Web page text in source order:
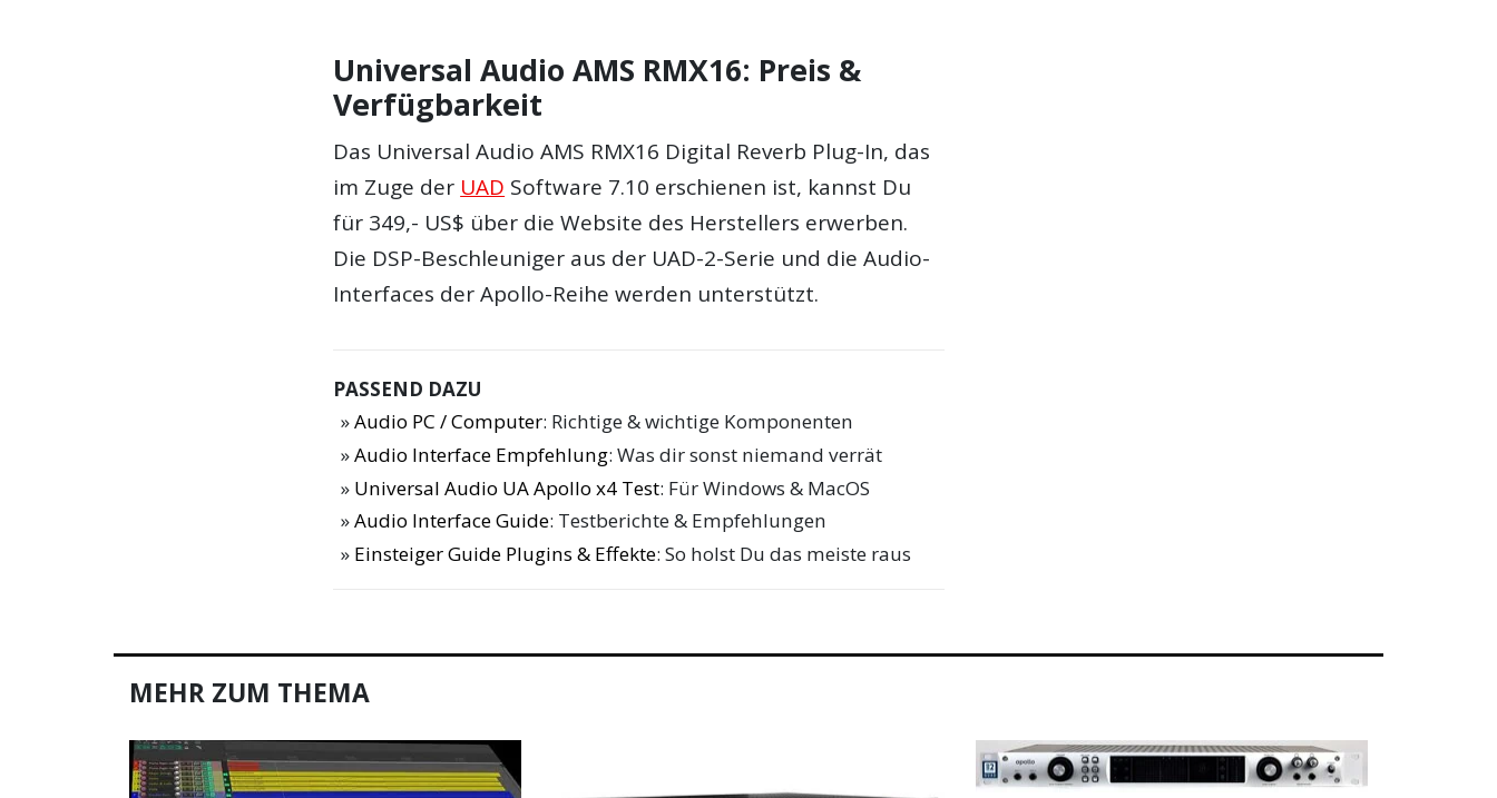
Universal Audio AMS RMX16: Preis &
Verfügbarkeit
Das Universal Audio AMS RMX16 Digital Reverb Plug-In, das
im Zuge der UAD Software 7.10 erschienen ist, kannst Du
für 349,- US$ über die Website des Herstellers erwerben.
Die DSP-Beschleuniger aus der UAD-2-Serie und die Audio-
Interfaces der Apollo-Reihe werden unterstützt.
PASSEND DAZU
Audio PC / Computer: Richtige & wichtige Komponenten
Audio Interface Empfehlung: Was dir sonst niemand verrät
Universal Audio UA Apollo x4 Test: Für Windows & MacOS
Audio Interface Guide: Testberichte & Empfehlungen
Einsteiger Guide Plugins & Effekte: So holst Du das meiste raus
MEHR ZUM THEMA